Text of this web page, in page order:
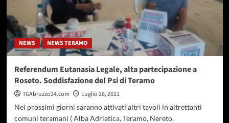
della
bandiera
Blu
NEWS NEWS TERAMO
Referendum Eutanasia Legale, alta partecipazione a
Roseto. Soddisfazione del Psi di Teramo
TGAbruzzo24.com
Luglio 26, 2021
Nei prossimi giorni saranno attivati altri tavoli in altrettanti
comuni teramani ( Alba Adriatica, Teramo, Nereto,